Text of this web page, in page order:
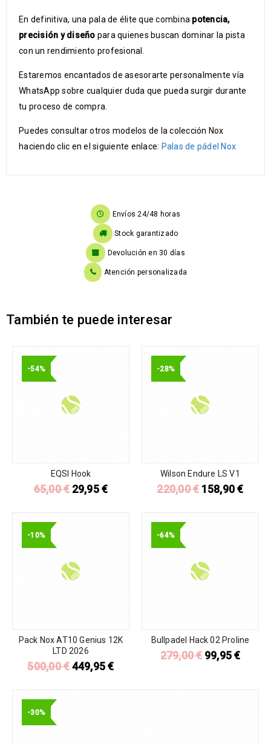
En definitiva, una pala de élite que combina potencia,
precisión y diseño para quienes buscan dominar la pista
con un rendimiento profesional.
Estaremos encantados de asesorarte personalmente vía
WhatsApp sobre cualquier duda que pueda surgir durante
tu proceso de compra.
Puedes consultar otros modelos de la colección Nox
haciendo clic en el siguiente enlace: Palas de pádel Nox
Envíos 24/48 horas
Stock garantizado
Devolución en 30 días
Atención personalizada
También te puede interesar
-54%
EQSI Hook
65,00€ 29,95€
-28%
Wilson Endure LS V1
220,00€ 158,90€
-10%
Pack Nox AT10 Genius 12K
LTD 2026
500,00€449,95€
-64%
Bullpadel Hack 02 Proline
279,00€ 99,95€
-30%